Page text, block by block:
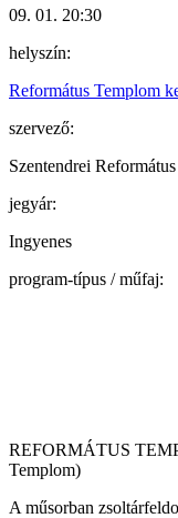
09. 01. 20:30
helyszín:
Református Templom
szervező:
Szentendrei
jegyár:
Ingyenes
program-típus / műfaj:
REFORMÁTUS
Templom)
A műsorban